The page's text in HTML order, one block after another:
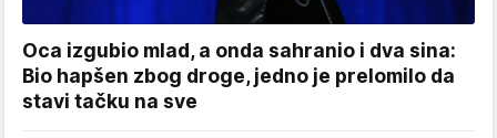
Oca izgubio mlad, a onda sahranio i dva sina:
Bio hapšen zbog droge, jedno je prelomilo da
stavi tačku na sve